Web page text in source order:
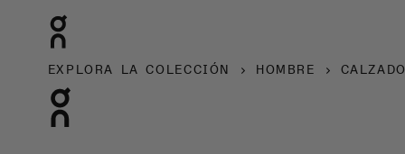
EXPLORA LA COLECCIÓN HOMBRE